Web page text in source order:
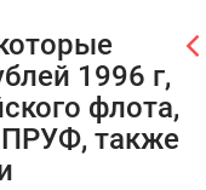
1996 г,
флота,
также